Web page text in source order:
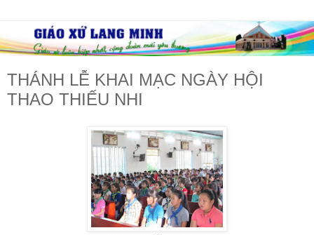
THÁNH LỄ KHAI MẠC NGÀY HỘI
THAO THIẾU NHI